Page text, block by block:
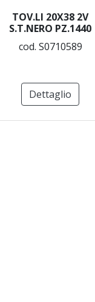
TOV.LI 20X38 2V
S.T.NERO PZ.1440
cod. S0710589
Dettaglio